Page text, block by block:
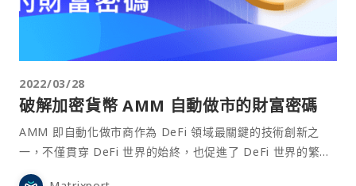
2022/03/28
破解加密貨幣 AMM 自動做市的財富密碼
AMM 即自動化做市商作為 DeFi 領域最關鍵的技術創新之
一，不僅貫穿 DeFi 世界的始終，也促進了 DeFi 世界的繁
榮。 AMM 的出現改變了傳統訂單簿交易撮合的模式，每個人